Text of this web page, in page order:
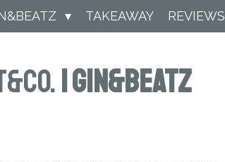
TAKEAWAY REVIEWS
| Gin&Beatz